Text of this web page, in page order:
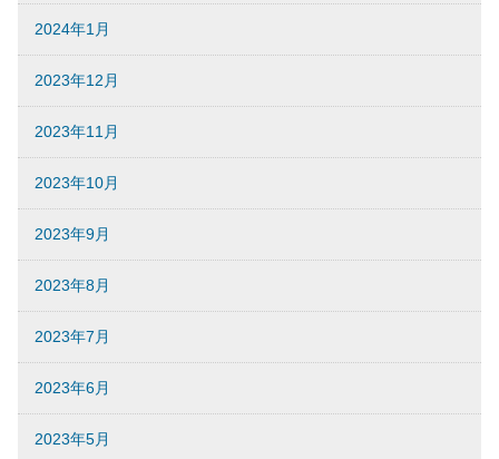
2024年1月
2023年12月
2023年11月
2023年10月
2023年9月
2023年8月
2023年7月
2023年6月
2023年5月